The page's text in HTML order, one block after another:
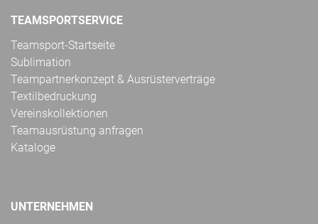
TEAMSPORTSERVICE
Teamsport-Startseite
Sublimation
Teampartnerkonzept & Ausrüsterverträge
Textilbedruckung
Vereinskollektionen
Teamausrüstung anfragen
Kataloge
UNTERNEHMEN